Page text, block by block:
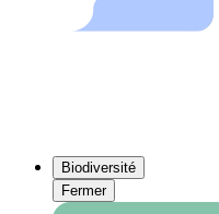
Biodiversité
Fermer